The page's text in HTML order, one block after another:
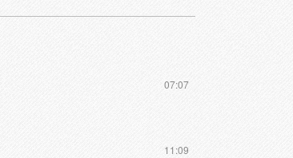
07:07
11:09